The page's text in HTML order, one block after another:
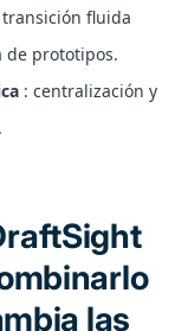
transición fluida
de prototipos.
: centralización y
las